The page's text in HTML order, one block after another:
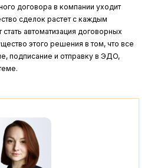
договора в компании уходит
сделок растет с каждым
автоматизация договорных
этого решения в том, что все
подписание и отправку в ЭДО,